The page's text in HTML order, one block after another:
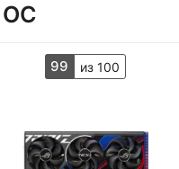
99 из 100